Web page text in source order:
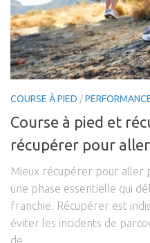
COURSE À PIED /
Course à pied et
récupérer pour
Mieux récupérer pour aller
une phase essentielle qui
franchie. Récupérer est
éviter les incidents de
de...